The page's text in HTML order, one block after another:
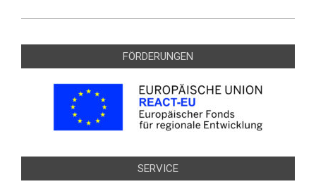
10-
FÖRDERUNGEN
SERVICE